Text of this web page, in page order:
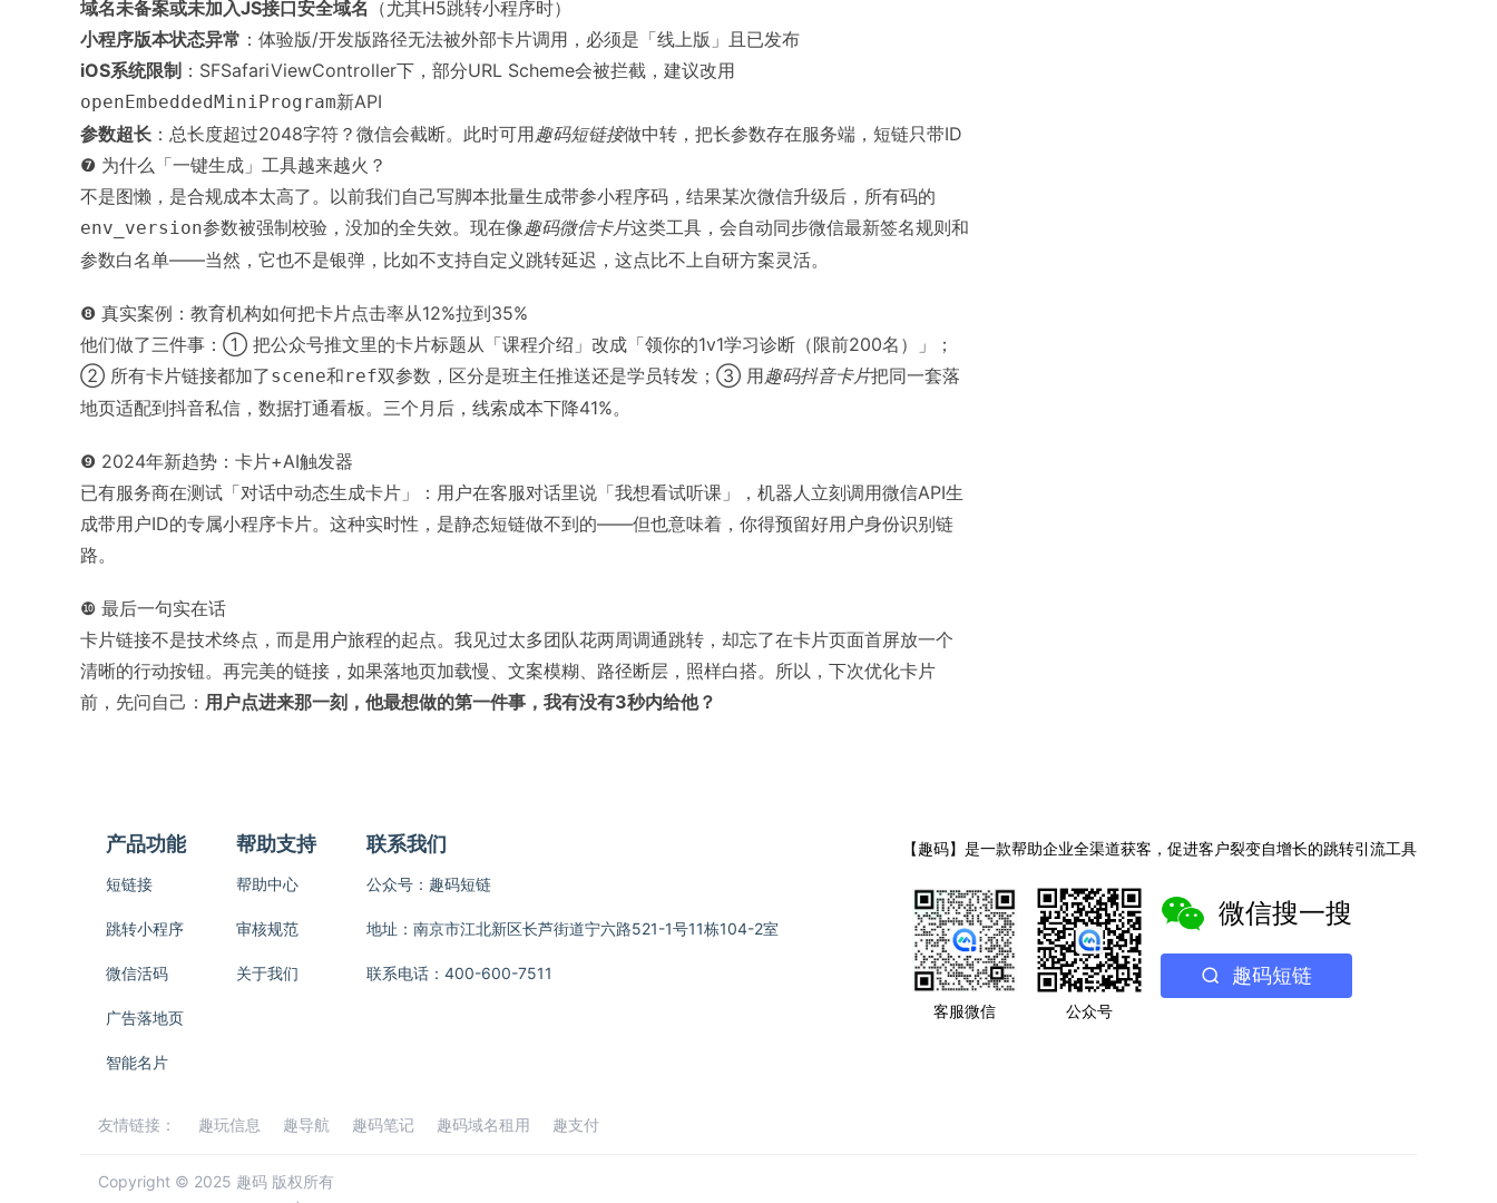
域名未备案或未加入JS接口安全域名 （尤其H5跳转小程序时）
小程序版本状态异常 ：体验版/开发版路径无法被外部卡片调用，必须是「线上版」且已发布
iOS系统限制 ：SFSafariViewController下，部分URL Scheme会被拦截，建议改用
openEmbeddedMiniProgram新API
参数超长 ：总长度超过2048字符？微信会截断。此时可用趣码短链接做中转，把长参数存在服务端，短链只带ID
❼ 为什么「一键生成」工具越来越火？
不是图懒，是合规成本太高了。以前我们自己写脚本批量生成带参小程序码，结果某次微信升级后，所有码的
env_version参数被强制校验，没加的全失效。现在像趣码微信卡片这类工具，会自动同步微信最新签名规则和
参数白名单——当然，它也不是银弹，比如不支持自定义跳转延迟，这点比不上自研方案灵活。
❽ 真实案例：教育机构如何把卡片点击率从12%拉到35%
他们做了三件事：① 把公众号推文里的卡片标题从「课程介绍」改成「领你的1v1学习诊断（限前200名）」；
② 所有卡片链接都加了scene和ref双参数，区分是班主任推送还是学员转发；③ 用趣码抖音卡片把同一套落
地页适配到抖音私信，数据打通看板。三个月后，线索成本下降41%。
❾ 2024年新趋势：卡片+AI触发器
已有服务商在测试「对话中动态生成卡片」：用户在客服对话里说「我想看试听课」，机器人立刻调用微信API生
成带用户ID的专属小程序卡片。这种实时性，是静态短链做不到的——但也意味着，你得预留好用户身份识别链
路。
❿ 最后一句实在话
卡片链接不是技术终点，而是用户旅程的起点。我见过太多团队花两周调通跳转，却忘了在卡片页面首屏放一个
清晰的行动按钮。再完美的链接，如果落地页加载慢、文案模糊、路径断层，照样白搭。所以，下次优化卡片
前，先问自己： 用户点进来那一刻，他最想做的第一件事，我有没有3秒内给他？
产品功能
短链接
跳转小程序
微信活码
广告落地页
智能名片
帮助支持
帮助中心
审核规范
关于我们
联系我们
公众号：趣码短链
地址：南京市江北新区长芦街道宁六路521-1号11栋104-2室
联系电话：400-600-7511
【趣码】是一款帮助企业全渠道获客，促进客户裂变自增长的跳转引流工具
客服微信 公众号
微信搜一搜
趣码短链
友情链接： 趣玩信息 趣导航 趣码笔记 趣码域名租用 趣支付
Copyright © 2025 趣码 版权所有